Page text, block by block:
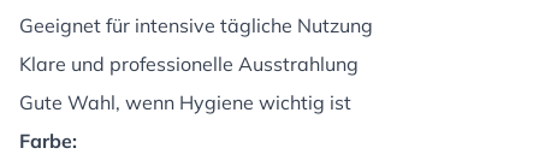
Geeignet für intensive tägliche Nutzung
Klare und professionelle Ausstrahlung
Gute Wahl, wenn Hygiene wichtig ist
Farbe: